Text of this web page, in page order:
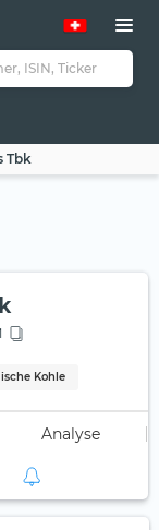
Tbk
Kohle
Analyse